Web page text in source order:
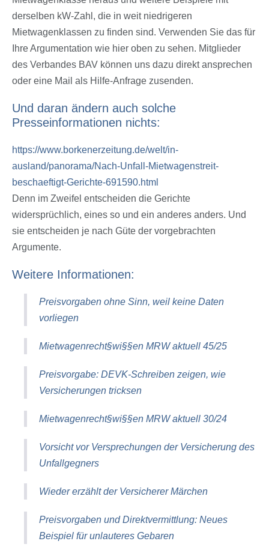
derselben kW-Zahl, die in weit niedrigeren
Mietwagenklassen zu finden sind. Verwenden Sie das für
Ihre Argumentation wie hier oben zu sehen. Mitglieder
des Verbandes BAV können uns dazu direkt ansprechen
oder eine Mail als Hilfe-Anfrage zusenden.
Und daran ändern auch solche
Presseinformationen nichts:
https://www.borkenerzeitung.de/welt/in-
ausland/panorama/Nach-Unfall-Mietwagenstreit-
beschaeftigt-Gerichte-691590.html
Denn im Zweifel entscheiden die Gerichte
widersprüchlich, eines so und ein anderes anders. Und
sie entscheiden je nach Güte der vorgebrachten
Argumente.
Weitere Informationen:
Preisvorgaben ohne Sinn, weil keine Daten
vorliegen
Mietwagenrecht§wi§§en MRW aktuell 45/25
Preisvorgabe: DEVK-Schreiben zeigen, wie
Versicherungen tricksen
Mietwagenrecht§wi§§en MRW aktuell 30/24
Vorsicht vor Versprechungen der Versicherung des
Unfallgegners
Wieder erzählt der Versicherer Märchen
Preisvorgaben und Direktvermittlung: Neues
Beispiel für unlauteres Gebaren